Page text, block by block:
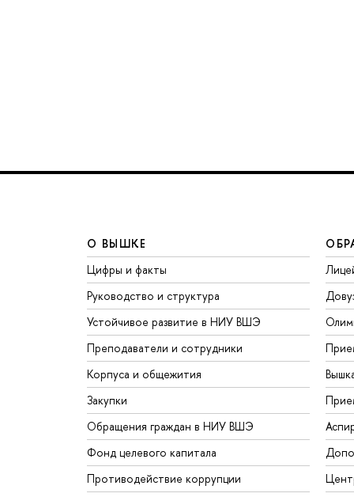
О ВЫШКЕ
Цифры и факты
Руководство и структура
Устойчивое развитие в НИУ ВШЭ
Преподаватели и сотрудники
Корпуса и общежития
Закупки
Обращения граждан в НИУ ВШЭ
Фонд целевого капитала
Противодействие коррупции